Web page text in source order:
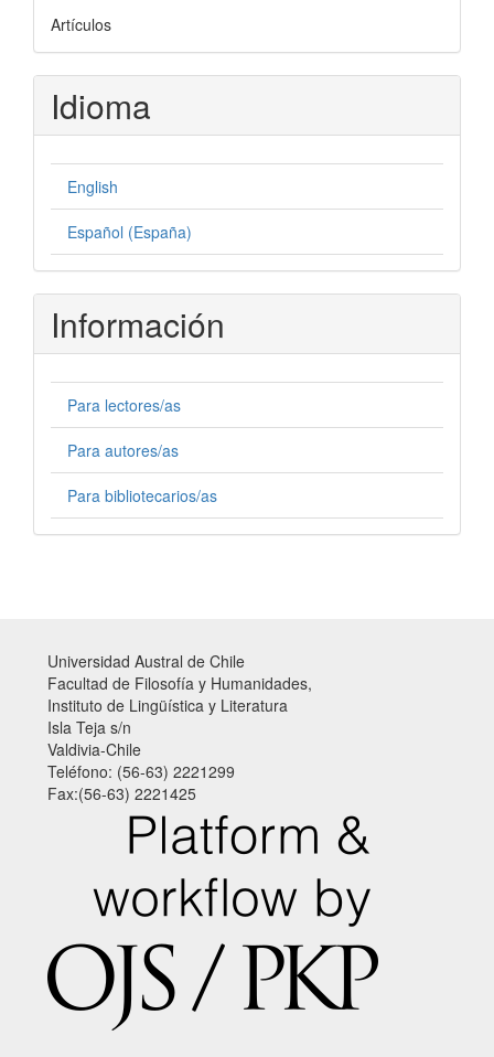
Artículos
Idioma
English
Español (España)
Información
Para lectores/as
Para autores/as
Para bibliotecarios/as
Universidad Austral de Chile
Facultad de Filosofía y Humanidades,
Instituto de Lingüística y Literatura
Isla Teja s/n
Valdivia-Chile
Teléfono: (56-63) 2221299
Fax:(56-63) 2221425